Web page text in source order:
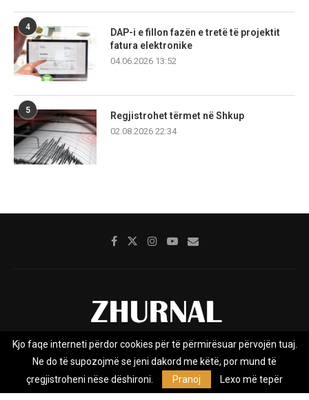
4
DAP-i e fillon fazën e tretë të projektit
fatura elektronike
04.06.2026 13:52
5
Regjistrohet tërmet në Shkup
02.08.2026 22:34
Rreth nesh Impresumi Marketing
Kontakt
Privacy Policy
Zhurnal.mk është Agjenci e Lajmeve e pavarur, e themeluar në vitin
Kjo faqe interneti përdor cookies për të përmirësuar përvojën tuaj.
Ne do të supozojmë se jeni dakord me këtë, por mund të
çregjistroheni nëse dëshironi.
Pranoj Lexo më tepër